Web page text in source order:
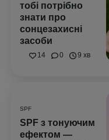
тобі потрібно
знати про
сонцезахисні
засоби
14 0 9 хв
SPF
SPF з тонуючим
ефектом —